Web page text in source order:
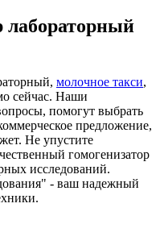
лабораторный
молочное такси,
сейчас. Наши
помогут выбрать
предложение,
Не упустите
гомогенизатор
исследований.
- ваш надежный